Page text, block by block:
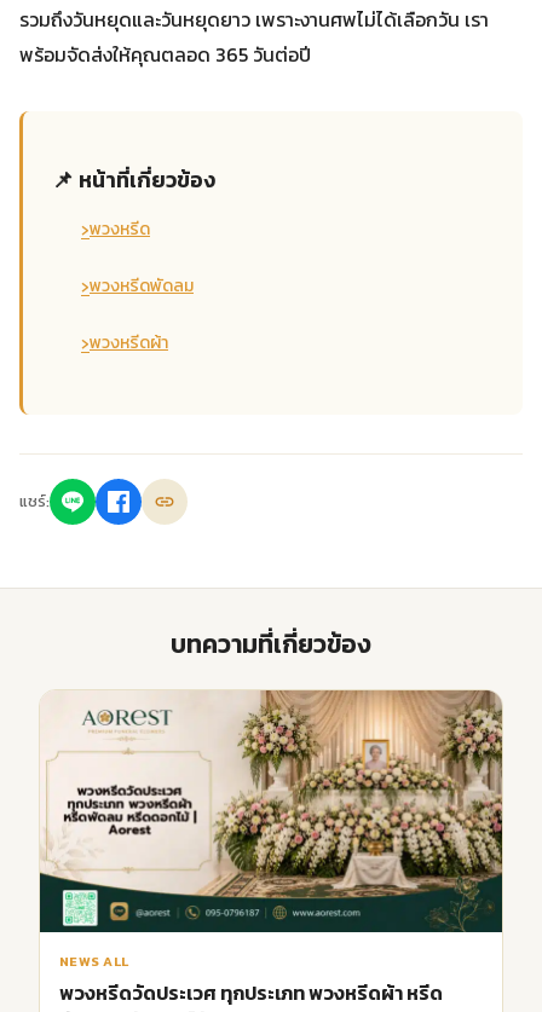
รวมถึงวันหยุดและวันหยุดยาว เพราะงานศพไม่ได้เลือกวัน เรา
พร้อมจัดส่งให้คุณตลอด 365 วันต่อปี
📌 หน้าที่เกี่ยวข้อง
›พวงหรีด
›พวงหรีดพัดลม
›พวงหรีดผ้า
แชร์:
บทความที่เกี่ยวข้อง
NEWS ALL
พวงหรีดวัดประเวศ ทุกประเภท พวงหรีดผ้า หรีด